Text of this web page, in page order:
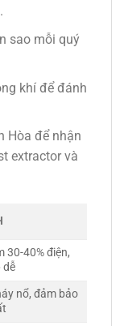
sao mỗi quý
khí để đánh
Hòa để nhận
extractor và
30-40% điện,
dễ
nổ, đảm bảo